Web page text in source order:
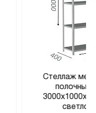
Стеллаж
полочный
светло-